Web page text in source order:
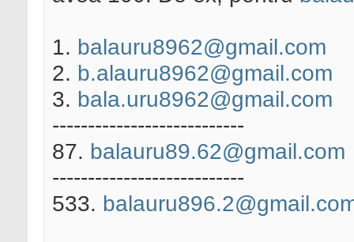
1. balauru8962@gmail.com
2. b.alauru8962@gmail.com
3. bala.uru8962@gmail.com
---------------------------
87. balauru89.62@gmail.com
---------------------------
533.